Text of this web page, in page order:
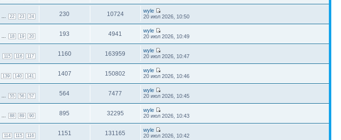
22 23 24 230 10724
wyle
20 июл 2026, 10:50
18 19 20 193 4941
wyle
20 июл 2026, 10:49
115 116 117 1160 163959
wyle
20 июл 2026, 10:47
139 140 141 1407 150802
wyle
20 июл 2026, 10:46
55 56 57 564 7477
wyle
20 июл 2026, 10:45
88 89 90 895 32295
wyle
20 июл 2026, 10:43
114 115 116 1151 131165
wyle
20 июл 2026, 10:42